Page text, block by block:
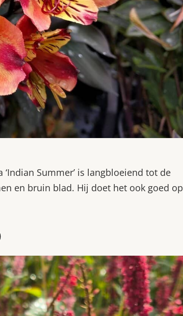
Summer’ is langbloeiend tot de
en bruin blad. Hij doet het ook goed op